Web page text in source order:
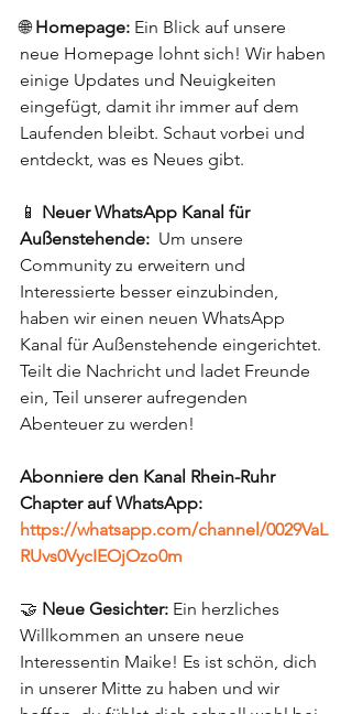
🌐 Homepage: Ein Blick auf unsere
neue Homepage lohnt sich! Wir haben
einige Updates und Neuigkeiten
eingefügt, damit ihr immer auf dem
Laufenden bleibt. Schaut vorbei und
entdeckt, was es Neues gibt.
📱 Neuer WhatsApp Kanal für
Außenstehende: Um unsere
Community zu erweitern und
Interessierte besser einzubinden,
haben wir einen neuen WhatsApp
Kanal für Außenstehende eingerichtet.
Teilt die Nachricht und ladet Freunde
ein, Teil unserer aufregenden
Abenteuer zu werden!
Abonniere den Kanal Rhein-Ruhr
Chapter auf WhatsApp:
https://whatsapp.com/channel/0029VaL
RUvs0VycIEOjOzo0m
🤝 Neue Gesichter: Ein herzliches
Willkommen an unsere neue
Interessentin Maike! Es ist schön, dich
in unserer Mitte zu haben und wir